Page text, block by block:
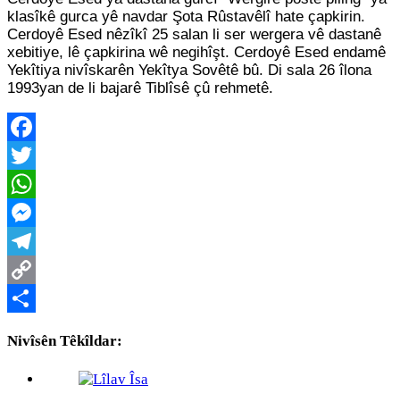
klasîkê gurca yê navdar Şota Rûstavêlî hate çapkirin.
Cerdoyê Esed nêzîkî 25 salan li ser wergera vê dastanê
xebitiye, lê çapkirina wê negihîşt. Cerdoyê Esed endamê
Yekîtiya nivîskarên Yekîtya Sovêtê bû. Di sala 26 îlona
1993yan de li bajarê Tiblîsê çû rehmetê.
Facebook
Twitter
WhatsApp
Messenger
Telegram
Copy
Nivîsên Têkîldar: